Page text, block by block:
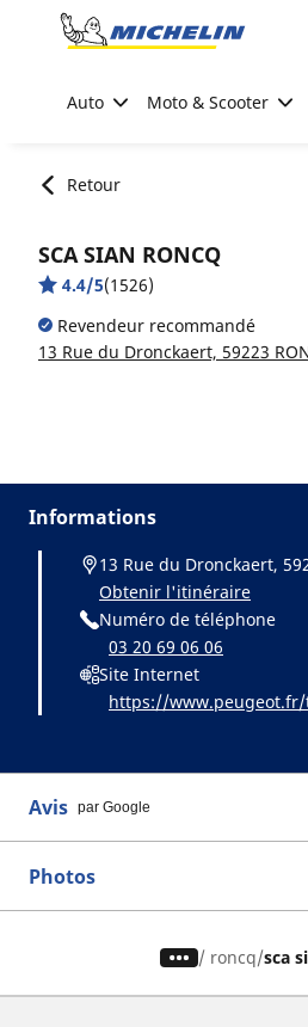
Go to page content
Auto Moto & Scooter
Retour
SCA SIAN RONCQ
4.4/5(1526)
Revendeur recommandé
13 Rue du Dronckaert, 59223
Informations
13 Rue du Dronckaert,
Obtenir l'itinéraire
Numéro de téléphone
03 20 69 06 06
Site Internet
https://
Avis par Google
Photos
/ roncq sca